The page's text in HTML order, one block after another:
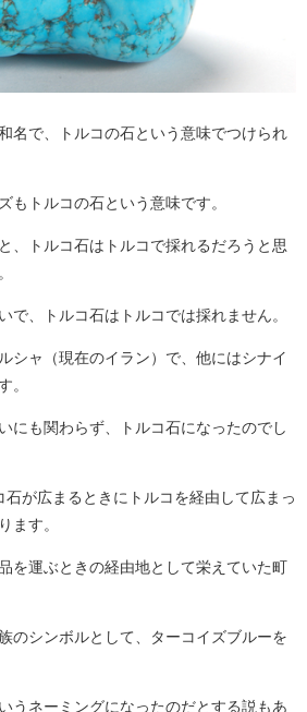
名で、トルコの石という意味でつけられ
もトルコの石という意味です。
、トルコ石はトルコで採れるだろうと思
で、トルコ石はトルコでは採れません。
シャ（現在のイラン）で、他にはシナイ
。
にも関わらず、トルコ石になったのでし
が広まるときにトルコを経由して広まっ
ます。
を運ぶときの経由地として栄えていた町
のシンボルとして、ターコイズブルーを
うネーミングになったのだとする説もあ